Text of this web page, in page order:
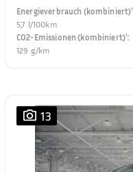
Energieverbrauch (kombiniert)¹
5,7 l/100km
CO2-Emissionen (kombiniert)¹:
129 g/km
13